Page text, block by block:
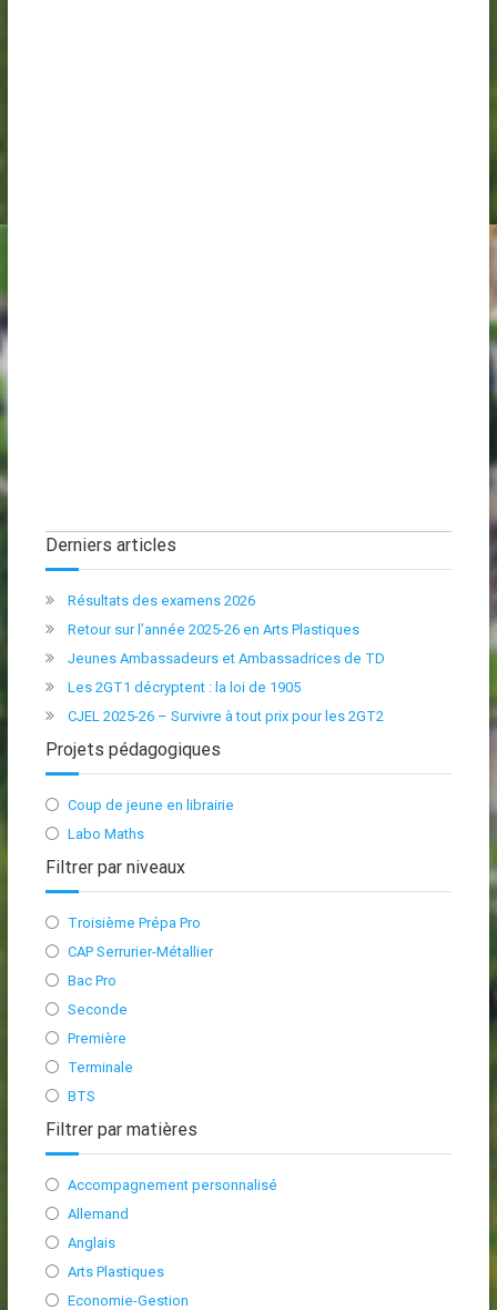
Derniers articles
Résultats des examens 2026
Retour sur l’année 2025-26 en Arts Plastiques
Jeunes Ambassadeurs et Ambassadrices de TD
Les 2GT1 décryptent : la loi de 1905
CJEL 2025-26 – Survivre à tout prix pour les 2GT2
Projets pédagogiques
Coup de jeune en librairie
Labo Maths
Filtrer par niveaux
Troisième Prépa Pro
CAP Serrurier-Métallier
Bac Pro
Seconde
Première
Terminale
BTS
Filtrer par matières
Accompagnement personnalisé
Allemand
Anglais
Arts Plastiques
Economie-Gestion